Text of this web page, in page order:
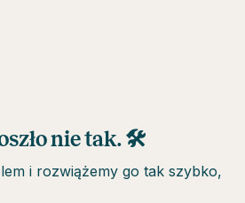
nie tak. 🛠
i rozwiążemy go tak szybko,